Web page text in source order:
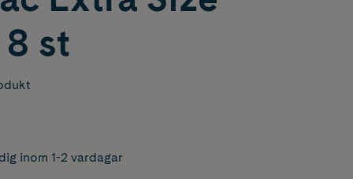
8 st
inom 1-2 vardagar